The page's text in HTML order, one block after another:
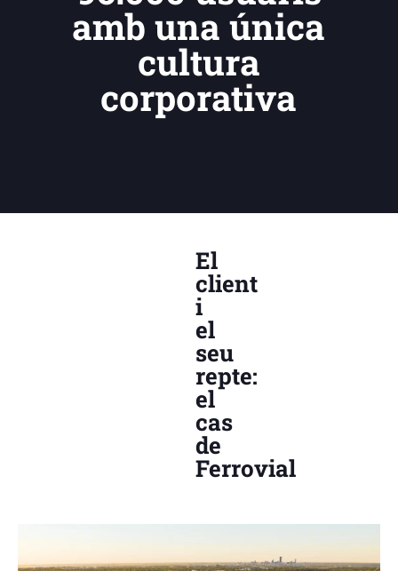
amb una única
cultura
corporativa
El
client
i
el
seu
repte:
el
cas
de
Ferrovial